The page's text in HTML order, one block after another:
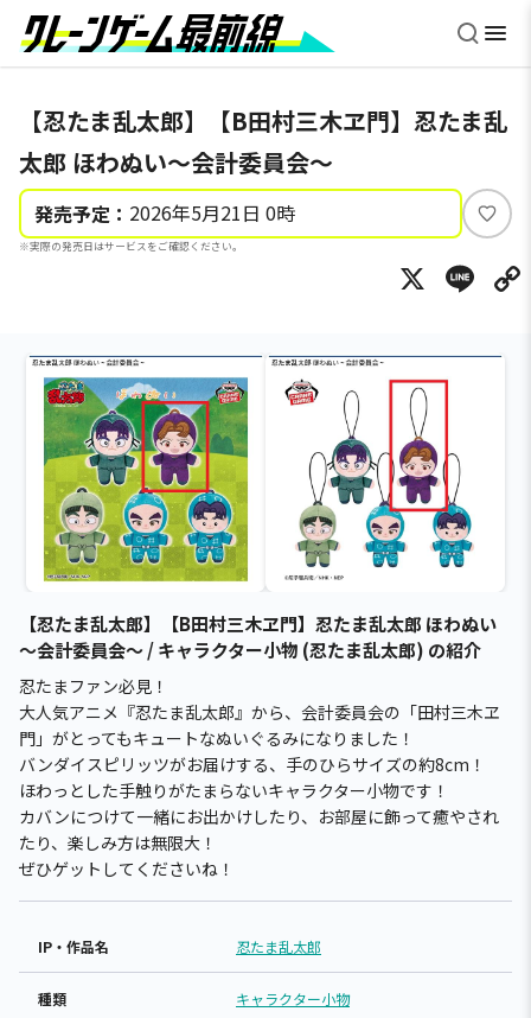
【忍たま乱太郎】【B田村三木ヱ門】忍たま乱
太郎 ほわぬい～会計委員会～
発売予定： 2026年5月21日 0時
※実際の発売日はサービスをご確認ください。
い
ね
X
【忍たま乱太郎】【B田村三木ヱ門】忍たま乱太郎 ほわぬい
～会計委員会～ / キャラクター小物 (忍たま乱太郎) の紹介
忍たまファン必見！
大人気アニメ『忍たま乱太郎』から、会計委員会の「田村三木ヱ
門」がとってもキュートなぬいぐるみになりました！
バンダイスピリッツがお届けする、手のひらサイズの約8cm！
ほわっとした手触りがたまらないキャラクター小物です！
カバンにつけて一緒にお出かけしたり、お部屋に飾って癒やされ
たり、楽しみ方は無限大！
ぜひゲットしてくださいね！
IP・作品名 忍たま乱太郎
種類 キャラクター小物